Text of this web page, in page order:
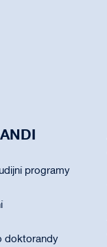
programy
doktorandy